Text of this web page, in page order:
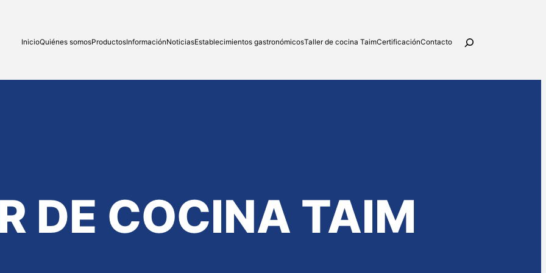
InicioQuiénes somosProductosInformaciónNoticiasEstablecimientos gastronómicosTaller de cocina TaimCertificaciónContacto
Buscar
DE COCINA TAIM